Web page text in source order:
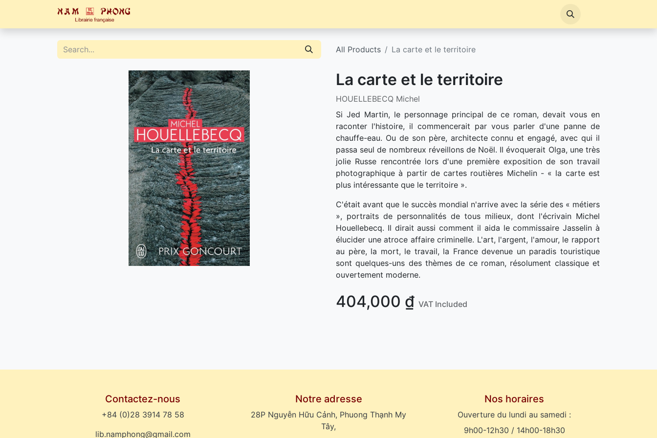
All Products La carte et le territoire
La carte et le territoire
HOUELLEBECQ Michel
Si Jed Martin, le personnage principal de ce roman, devait vous en
raconter l'histoire, il commencerait par vous parler d'une panne de
chauffe-eau. Ou de son père, architecte connu et engagé, avec qui il
passa seul de nombreux réveillons de Noël. Il évoquerait Olga, une très
jolie Russe rencontrée lors d'une première exposition de son travail
photographique à partir de cartes routières Michelin - « la carte est
plus intéressante que le territoire ».
C'était avant que le succès mondial n'arrive avec la série des « métiers
», portraits de personnalités de tous milieux, dont l'écrivain Michel
Houellebecq. Il dirait aussi comment il aida le commissaire Jasselin à
élucider une atroce affaire criminelle. L'art, l'argent, l'amour, le rapport
au père, la mort, le travail, la France devenue un paradis touristique
sont quelques-uns des thèmes de ce roman, résolument classique et
ouvertement moderne.
404,000 ₫ VAT Included
Contactez-nous
+84 (0)28 3914 78 58
lib.namphong@gmail.com
Notre adresse
28P Nguyễn Hữu Cảnh, Phuong Thạnh My
Tây,
Nos horaires
Ouverture du lundi au samedi :
9h00-12h30 / 14h00-18h30